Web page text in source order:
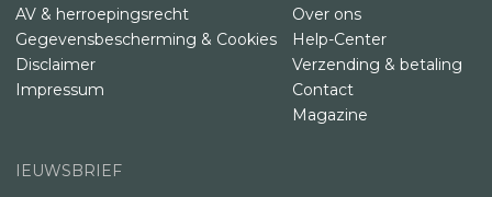
AV & herroepingsrecht
Gegevensbescherming & Cookies
Disclaimer
Impressum
Over ons
Help-Center
Verzending & betaling
Contact
Magazine
IEUWSBRIEF